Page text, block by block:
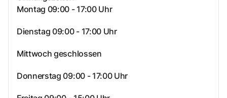
Montag 09:00 - 17:00 Uhr
Dienstag 09:00 - 17:00 Uhr
Mittwoch geschlossen
Donnerstag 09:00 - 17:00 Uhr